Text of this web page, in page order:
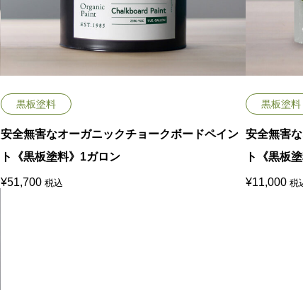
黒板塗料
安全無害なオーガニックチョークボードペイン
ト《黒板塗料》1ガロン
¥51,700 税込
黒板塗料
安全無害
ト《黒板
¥11,000 税